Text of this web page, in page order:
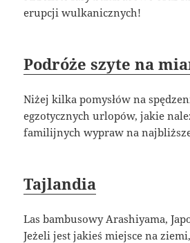
erupcji wulkanicznych!
Podróże szyte na
Niżej kilka pomysłów na
egzotycznych urlopów, jakie
familijnych wypraw na
Tajlandia
Las bambusowy Arashiyama,
Jeżeli jest jakieś miejsce na